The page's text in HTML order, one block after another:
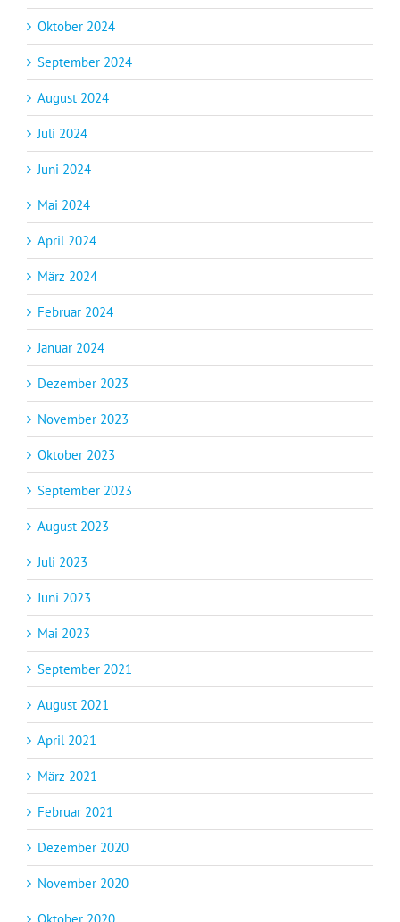
Oktober 2024
September 2024
August 2024
Juli 2024
Juni 2024
Mai 2024
April 2024
März 2024
Februar 2024
Januar 2024
Dezember 2023
November 2023
Oktober 2023
September 2023
August 2023
Juli 2023
Juni 2023
Mai 2023
September 2021
August 2021
April 2021
März 2021
Februar 2021
Dezember 2020
November 2020
Oktober 2020